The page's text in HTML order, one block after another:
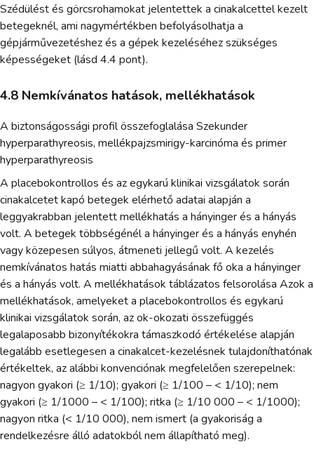
Szédülést és görcsrohamokat jelentettek a cinakalcettel kezelt
betegeknél, ami nagymértékben befolyásolhatja a
gépjárművezetéshez és a gépek kezeléséhez szükséges
képességeket (lásd 4.4 pont).
4.8 Nemkívánatos hatások, mellékhatások
A biztonságossági profil összefoglalása Szekunder
hyperparathyreosis, mellékpajzsmirigy-karcinóma és primer
hyperparathyreosis
A placebokontrollos és az egykarú klinikai vizsgálatok során
cinakalcetet kapó betegek elérhető adatai alapján a
leggyakrabban jelentett mellékhatás a hányinger és a hányás
volt. A betegek többségénél a hányinger és a hányás enyhén
vagy közepesen súlyos, átmeneti jellegű volt. A kezelés
nemkívánatos hatás miatti abbahagyásának fő oka a hányinger
és a hányás volt. A mellékhatások táblázatos felsorolása Azok a
mellékhatások, amelyeket a placebokontrollos és egykarú
klinikai vizsgálatok során, az ok-okozati összefüggés
legalaposabb bizonyítékokra támaszkodó értékelése alapján
legalább esetlegesen a cinakalcet-kezelésnek tulajdoníthatónak
értékeltek, az alábbi konvenciónak megfelelően szerepelnek:
nagyon gyakori (≥ 1/10); gyakori (≥ 1/100 – < 1/10); nem
gyakori (≥ 1/1000 – < 1/100); ritka (≥ 1/10 000 – < 1/1000);
nagyon ritka (< 1/10 000), nem ismert (a gyakoriság a
rendelkezésre álló adatokból nem állapítható meg).